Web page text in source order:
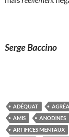
Serge Baccino
ADÉQUAT
AMIS
ANODINES
ARTIFICES MENTAUX